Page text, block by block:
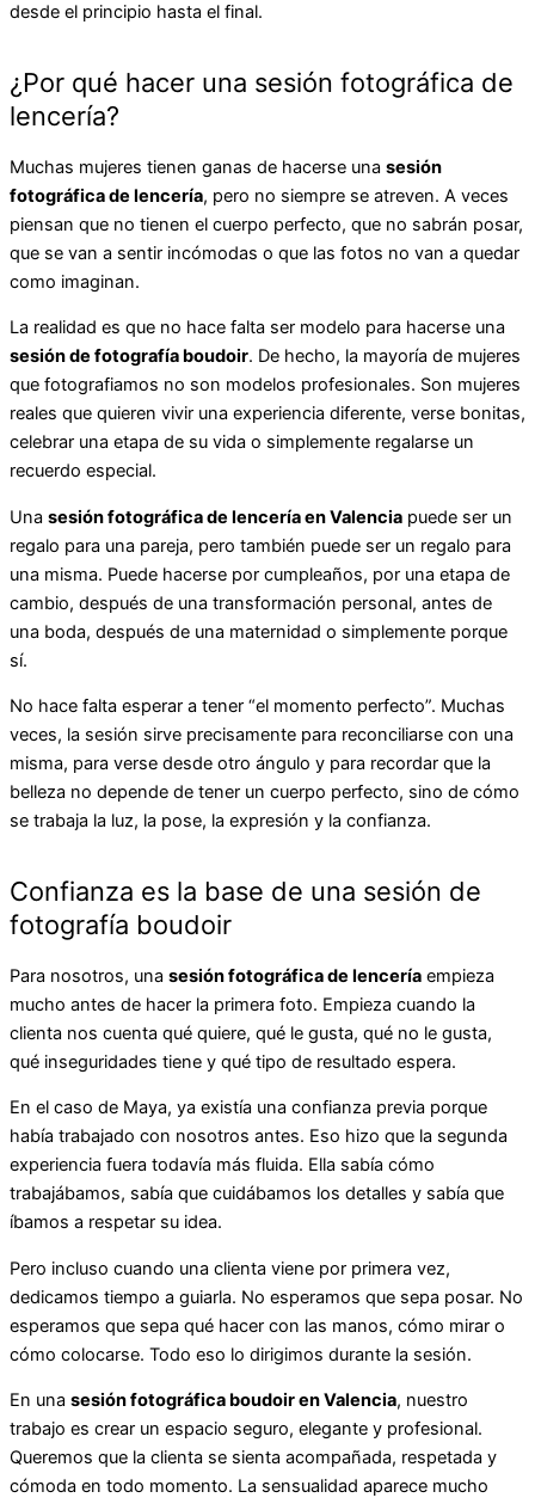
desde el principio hasta el final.
¿Por qué hacer una sesión fotográfica de
lencería?
Muchas mujeres tienen ganas de hacerse una sesión
fotográfica de lencería, pero no siempre se atreven. A veces
piensan que no tienen el cuerpo perfecto, que no sabrán posar,
que se van a sentir incómodas o que las fotos no van a quedar
como imaginan.
La realidad es que no hace falta ser modelo para hacerse una
sesión de fotografía boudoir. De hecho, la mayoría de mujeres
que fotografiamos no son modelos profesionales. Son mujeres
reales que quieren vivir una experiencia diferente, verse bonitas,
celebrar una etapa de su vida o simplemente regalarse un
recuerdo especial.
Una sesión fotográfica de lencería en Valencia puede ser un
regalo para una pareja, pero también puede ser un regalo para
una misma. Puede hacerse por cumpleaños, por una etapa de
cambio, después de una transformación personal, antes de
una boda, después de una maternidad o simplemente porque
sí.
No hace falta esperar a tener “el momento perfecto”. Muchas
veces, la sesión sirve precisamente para reconciliarse con una
misma, para verse desde otro ángulo y para recordar que la
belleza no depende de tener un cuerpo perfecto, sino de cómo
se trabaja la luz, la pose, la expresión y la confianza.
Confianza es la base de una sesión de
fotografía boudoir
Para nosotros, una sesión fotográfica de lencería empieza
mucho antes de hacer la primera foto. Empieza cuando la
clienta nos cuenta qué quiere, qué le gusta, qué no le gusta,
qué inseguridades tiene y qué tipo de resultado espera.
En el caso de Maya, ya existía una confianza previa porque
había trabajado con nosotros antes. Eso hizo que la segunda
experiencia fuera todavía más fluida. Ella sabía cómo
trabajábamos, sabía que cuidábamos los detalles y sabía que
íbamos a respetar su idea.
Pero incluso cuando una clienta viene por primera vez,
dedicamos tiempo a guiarla. No esperamos que sepa posar. No
esperamos que sepa qué hacer con las manos, cómo mirar o
cómo colocarse. Todo eso lo dirigimos durante la sesión.
En una sesión fotográfica boudoir en Valencia, nuestro
trabajo es crear un espacio seguro, elegante y profesional.
Queremos que la clienta se sienta acompañada, respetada y
cómoda en todo momento. La sensualidad aparece mucho